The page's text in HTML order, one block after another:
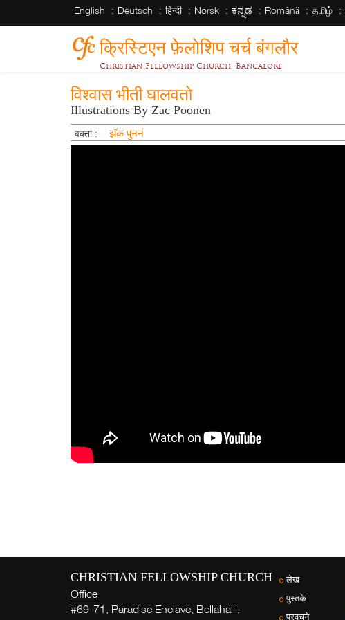
English Deutsch हिन्दी Norsk ಕನ್ನಡ Română தமிழ்
क्रिस्टिएन फ़ेलोशिप चर्च बंगलौर
Christian Fellowship Church, Bangalore
विश्वास भीती घालवतो
Illustrations By Zac Poonen
वक्ता : झॅक पुननं
CHRISTIAN FELLOWSHIP CHURCH
Office
#69-71, Paradise Enclave, Bellahalli,
लेख
पुस्तके
प्रवचने